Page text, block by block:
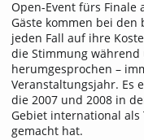
Open-Event fürs Finale
Gäste kommen bei
jeden Fall auf ihre
die Stimmung während
herumgesprochen –
Veranstaltungsjahr. Es
die 2007 und 2008 in
Gebiet international
gemacht hat.